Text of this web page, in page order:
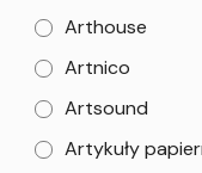
Arthouse
Artnico
Artsound
Artykuły